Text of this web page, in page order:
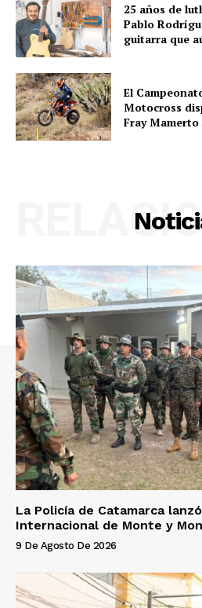
25 años de
Pablo
guitarra que
El
Motocross
Fray Mamerto
La Policía de Catamarca
Internacional de Monte y
9 De Agosto De 2026